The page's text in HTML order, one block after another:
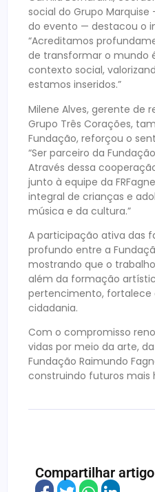
social do Grupo
do evento — destacou o
“Acreditamos
de transformar o mundo
contexto social,
estamos inseridos.”
Milene Alves, gerente de
Grupo Três Corações,
Fundação, reforçou o
“Ser parceiro da
Através dessa
junto à equipe da
integral de crianças e
música e da cultura.”
A participação ativa das
profundo entre a
mostrando que o
além da formação
pertencimento,
cidadania.
Com o compromisso
vidas por meio da arte,
Fundação Raimundo
construindo futuros mais
Compartilhar